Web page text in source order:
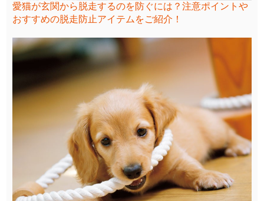
愛猫が玄関から脱走するのを防ぐには？注意ポイントや
おすすめの脱走防止アイテムをご紹介！